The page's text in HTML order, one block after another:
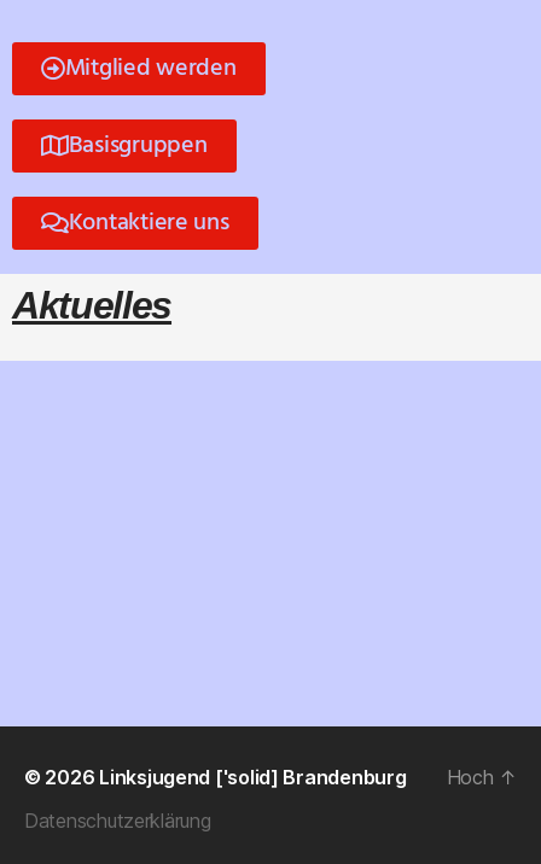
Mitglied werden
Basisgruppen
Kontaktiere uns
Aktuelles
© 2026 Linksjugend ['solid] Brandenburg
Datenschutzerklärung
Hoch ↑